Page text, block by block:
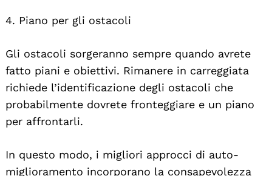
4. Piano per gli ostacoli
Gli ostacoli sorgeranno sempre quando avrete
fatto piani e obiettivi. Rimanere in carreggiata
richiede l’identificazione degli ostacoli che
probabilmente dovrete fronteggiare e un piano
per affrontarli.
In questo modo, i migliori approcci di auto-
miglioramento incorporano la consapevolezza